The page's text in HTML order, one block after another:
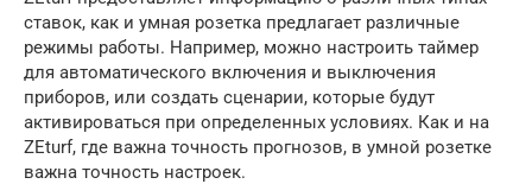
ставок, как и умная розетка предлагает различные
режимы работы. Например, можно настроить таймер
для автоматического включения и выключения
приборов, или создать сценарии, которые будут
активироваться при определенных условиях. Как и на
ZEturf, где важна точность прогнозов, в умной розетке
важна точность настроек.